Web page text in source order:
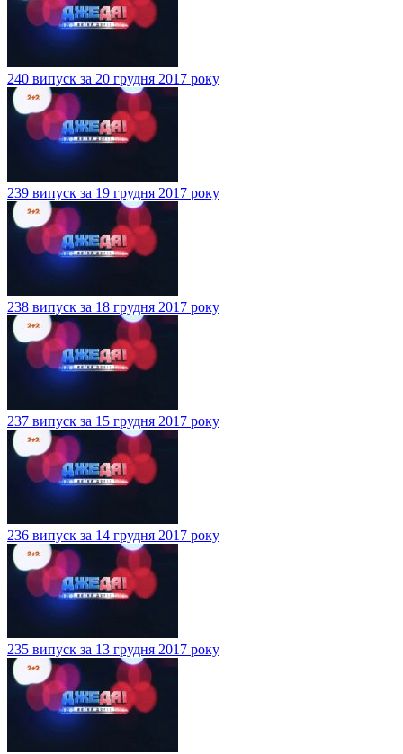
240 випуск за 20 грудня 2017 року
239 випуск за 19 грудня 2017 року
238 випуск за 18 грудня 2017 року
237 випуск за 15 грудня 2017 року
236 випуск за 14 грудня 2017 року
235 випуск за 13 грудня 2017 року